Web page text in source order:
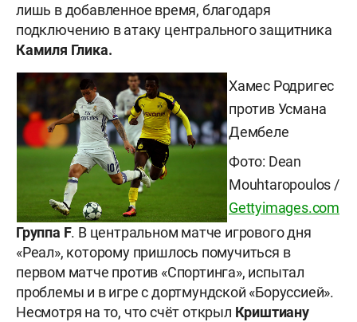
лишь в добавленное время, благодаря
подключению в атаку центрального защитника
Камиля Глика.
Хамес Родригес
против Усмана
Дембеле
Фото: Dean
Mouhtaropoulos /
Gettyimages.com
Группа F. В центральном матче игрового дня
«Реал», которому пришлось помучиться в
первом матче против «Спортинга», испытал
проблемы и в игре с дортмундской «Боруссией».
Несмотря на то, что счёт открыл Криштиану